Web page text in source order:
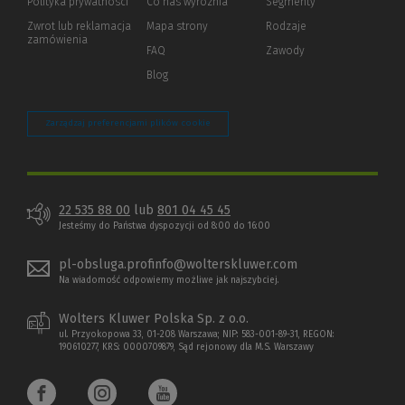
innej
Zwrot lub reklamacja
zamówienia
Mapa strony
FAQ
Blog
Rodzaje
Zawody
Zarządzaj preferencjami plików cookie
22 535 88 00 lub 801 04 45 45
Jesteśmy do Państwa dyspozycji od 8:00 do 16:00
pl-obsluga.profinfo@wolterskluwer.com
Na wiadomość odpowiemy możliwe jak najszybciej.
Wolters Kluwer Polska Sp. z o.o.
ul. Przyokopowa 33, 01-208 Warszawa; NIP: 583-001-89-31, REGON:
190610277, KRS: 0000709879, Sąd rejonowy dla M.S. Warszawy